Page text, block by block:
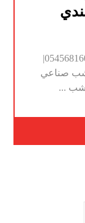
تركيب عشب صناعي راس الخيمة |0545681606|
صناعي
...